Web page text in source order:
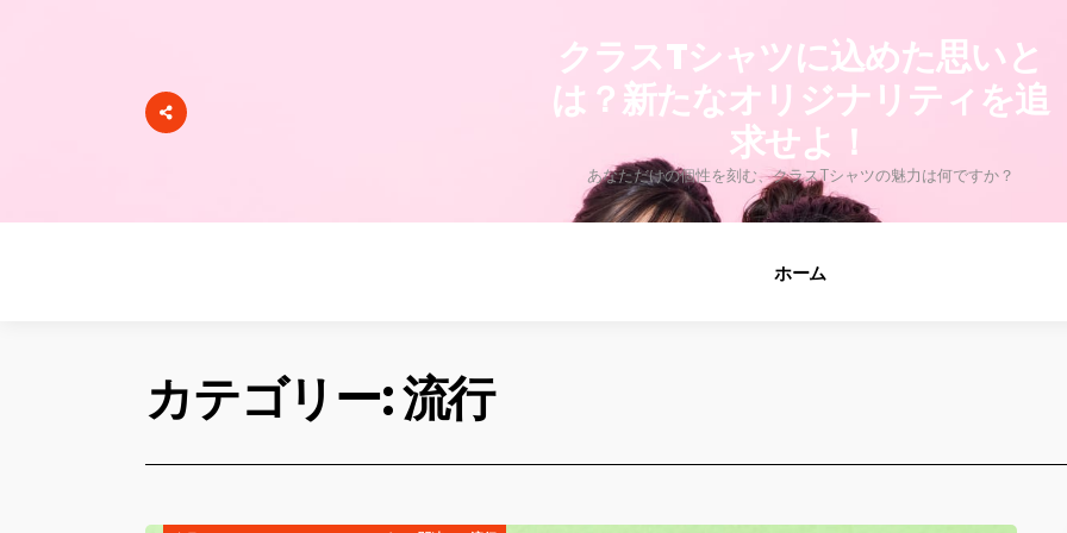
クラスTシャツに込めた思いと
は？新たなオリジナリティを追
求せよ！
あなただけの個性を刻む、クラスTシャツの魅力は何ですか？
ホーム
カテゴリー: 流行